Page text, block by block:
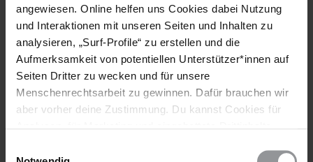
angewiesen. Online helfen uns Cookies dabei Nutzung
und Interaktionen mit unseren Seiten und Inhalten zu
analysieren, „Surf-Profile“ zu erstellen und die
Aufmerksamkeit von potentiellen Unterstützer*innen auf
Seiten Dritter zu wecken und für unsere
Menschenrechtsarbeit zu gewinnen. Dafür brauchen wir
aber vorher deine Zustimmung. Du kannst Cookies für
wieder ändern. Diesen Banner kannst Du über den Link
Erinnern Sie daran, dass der Iran Vertragsstaat des
Internationalen Paktes über bürgerliche und politische
Rechte und des UN-Übereinkommens über die Rechte
des Kindes ist, nach denen die Verhängung der
Todesstrafe wegen Straftaten, die eine Person als
ist.